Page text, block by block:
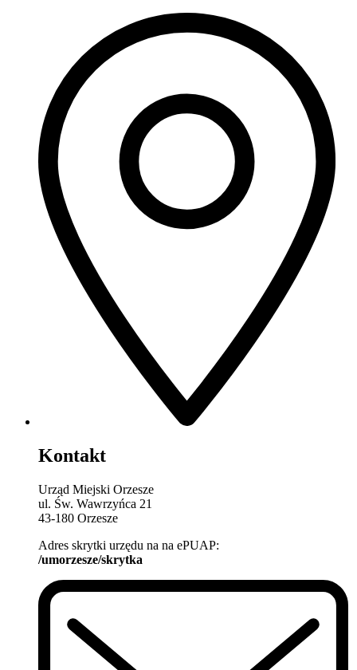
Kontakt
Urząd Miejski Orzesze
ul. Św. Wawrzyńca 21
43-180 Orzesze
Adres skrytki urzędu na na ePUAP:
/umorzesze/skrytka